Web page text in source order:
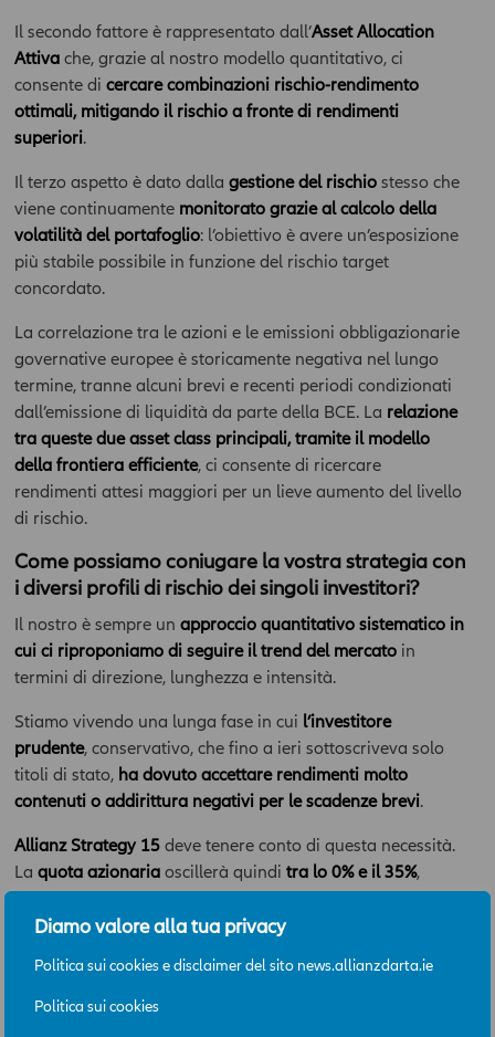
Diamo valore alla tua privacy
Politica sui cookies e disclaimer del sito news.allianzdarta.ie
Politica sui cookies
Il secondo fattore è rappresentato dall’Asset Allocation
Attivache, grazie al nostro modello quantitativo, ci
consente di cercare combinazioni rischio-rendimento
ottimali, mitigando il rischio a fronte di rendimenti
superiori.
Il terzo aspetto è dato dalla gestione del rischiostesso che
viene continuamente monitorato grazie al calcolo della
volatilità del portafoglio: l’obiettivo è avere un’esposizione
più stabile possibile in funzione del rischio target
concordato.
La correlazione tra le azioni e le emissioni obbligazionarie
governative europee è storicamente negativa nel lungo
termine, tranne alcuni brevi e recenti periodi condizionati
dall’emissione di liquidità da parte della BCE. La relazione
tra queste due asset class principali, tramite il modello
della frontiera efficiente, ci consente di ricercare
rendimenti attesi maggiori per un lieve aumento del livello
di rischio.
Come possiamo coniugare la vostra strategia con
i diversi profili di rischio dei singoli investitori?
Il nostro è sempre un approccio quantitativo sistematico in
cui ci riproponiamo di seguire il trend del mercatoin
termini di direzione, lunghezza e intensità.
Stiamo vivendo una lunga fase in cui l’investitore
prudente, conservativo, che fino a ieri sottoscriveva solo
titoli di stato, ha dovuto accettare rendimenti molto
contenuti o addirittura negativi per le scadenze brevi.
Allianz Strategy 15deve tenere conto di questa necessità.
La quota azionariaoscillerà quindi tra lo 0% e il 35%,
seguendo, in base all’asset allocation strategica, il trend di
mercato e, in base alla asset allocation attiva, una logica
rialzo che di ribasso.Il target di volatilità contenuto al 4%
ci metterà sempre in condizione di verificare a che punto